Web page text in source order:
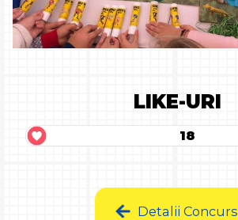
LIKE-URI
18
Detalii Concurs